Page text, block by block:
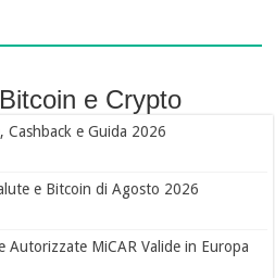
e Crypto
Cashback e Guida 2026
e Bitcoin di Agosto 2026
Autorizzate MiCAR Valide in Europa